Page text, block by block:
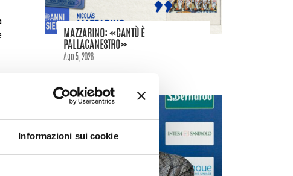
Informazioni sui cookie
MAZZARINO: «CANTÙ È
PALLACANESTRO»
Ago 5, 2026